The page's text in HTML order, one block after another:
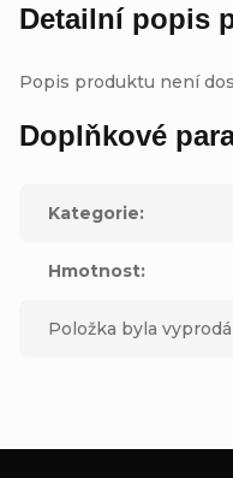
Detailní popis
Popis produktu není
Doplňkové
Kategorie:
Hmotnost:
Položka byla